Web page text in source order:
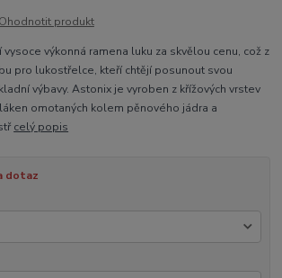
Ohodnotit produkt
výkonná ramena luku za skvělou cenu, což z
pro lukostřelce, kteří chtějí posunout svou
výbavy. Astonix je vyroben z křížových vrstev
omotaných kolem pěnového jádra a
celý popis
dotaz